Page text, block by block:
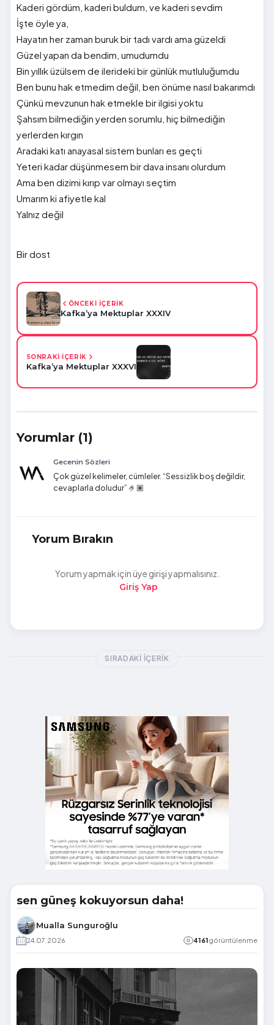
Kaderi gördüm, kaderi buldum, ve kaderi sevdim
İşte öyle ya,
Hayatın her zaman buruk bir tadı vardı ama güzeldi
Güzel yapan da bendim, umudumdu
Bin yıllık üzülsem de ilerideki bir günlük mutluluğumdu
Ben bunu hak etmedim değil, ben önüme nasıl bakarımdı
Çünkü mevzunun hak etmekle bir ilgisi yoktu
Şahsım bilmediğin yerden sorumlu, hiç bilmediğin
yerlerden kırgın
Aradaki katı anayasal sistem bunları es geçti
Yeteri kadar düşünmesem bir dava insanı olurdum
Ama ben dizimi kırıp var olmayı seçtim
Umarım ki afiyetle kal
Yalnız değil
Bir dost
ÖNCEKİ İÇERİK
Kafka’ya Mektuplar XXXIV
SONRAKİ İÇERİK
Kafka’ya Mektuplar XXXVI
Yorumlar (1)
Gecenin Sözleri
Çok güzel kelimeler, cümleler. “Sessizlik boş değildir,
cevaplarla doludur” 🤌🏽
Yorum Bırakın
Yorum yapmak için üye girişi yapmalısınız.
Giriş Yap
SIRADAKI İÇERIK
sen güneş kokuyorsun daha!
Mualla Sunguroğlu
24.07.2026 4161görüntülenme